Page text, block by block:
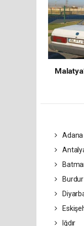
Adana
Burdur
Iğdır